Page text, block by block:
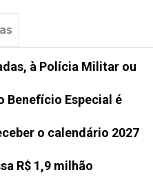
à Polícia Militar ou
Benefício Especial é
o calendário 2027
R$ 1,9 milhão